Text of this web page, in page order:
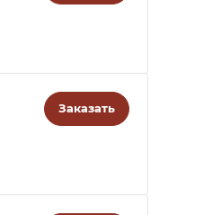
Заказать